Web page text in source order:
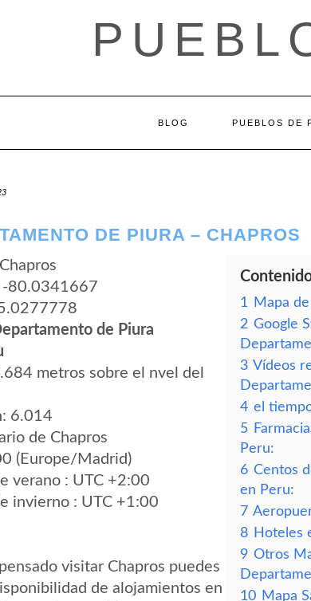
BLOG PUEBLOS DE
DE PIURA – CHAPROS
-80.0341667
de Piura
metros sobre el nvel del
6.014
de Chapros
(Europe/Madrid)
verano : UTC +2:00
invierno : UTC +1:00
visitar Chapros puedes
de alojamientos en
1
Mapa
2 Google
3 Vídeos
4 el
5
Peru:
6 Centos
en Peru:
7
8 Hoteles
9 Otros
10 Mapa